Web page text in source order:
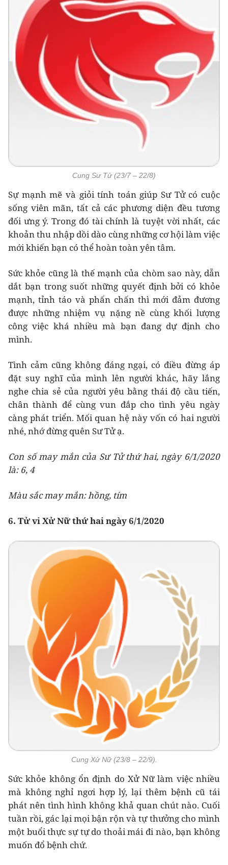
Cung Sư Tử (23/7 – 22/8)
Sự mạnh mẽ và giỏi tính toán giúp Sư Tử có cuộc
sống viên mãn, tất cả các phương diện đều tương
đối ưng ý. Trong đó tài chính là tuyệt vời nhất, các
khoản thu nhập dồi dào cùng những cơ hội làm việc
mới khiến bạn có thể hoàn toàn yên tâm.
Sức khỏe cũng là thế mạnh của chòm sao này, dẫn
dắt bạn trong suốt những quyết định bởi có khỏe
mạnh, tỉnh táo và phấn chấn thì mới đảm đương
được những nhiệm vụ nặng nề cùng khối lượng
công việc khá nhiều mà bạn đang dự định cho
mình.
Tình cảm cũng không đáng ngại, có điều đừng áp
đặt suy nghĩ của mình lên người khác, hãy lắng
nghe chia sẻ của người yêu bằng thái độ cầu tiến,
chân thành để cùng vun đắp cho tình yêu ngày
càng phát triển. Mối quan hệ này vốn có hai người
nhé, nhớ đừng quên Sư Tử ạ.
Con số may mắn của Sư Tử thứ hai, ngày 6/1/2020
là: 6, 4
Màu sắc may mắn: hồng, tím
6. Tử vi Xử Nữ thứ hai ngày 6/1/2020
Cung Xử Nữ (23/8 – 22/9).
Sức khỏe không ổn định do Xử Nữ làm việc nhiều
mà không nghỉ ngơi hợp lý, lại thêm bệnh cũ tái
phát nên tình hình không khả quan chút nào. Cuối
tuần rồi, gác lại mọi bận rộn và tự thưởng cho mình
một buổi thực sự tự do thoải mái đi nào, bạn không
muốn đổ bệnh chứ.